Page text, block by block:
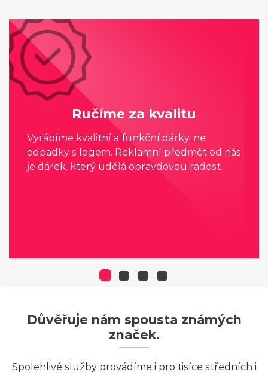
Ručíme za kvalitu
Vyrábíme kvalitní a funkční dárky, ne
odpadky s logem. Reklamní předmět od nás
je dárek, který udělá opravdovou radost.
Důvěřuje nám spousta známých
značek.
Spolehlivé služby provádíme i pro tisíce středních i